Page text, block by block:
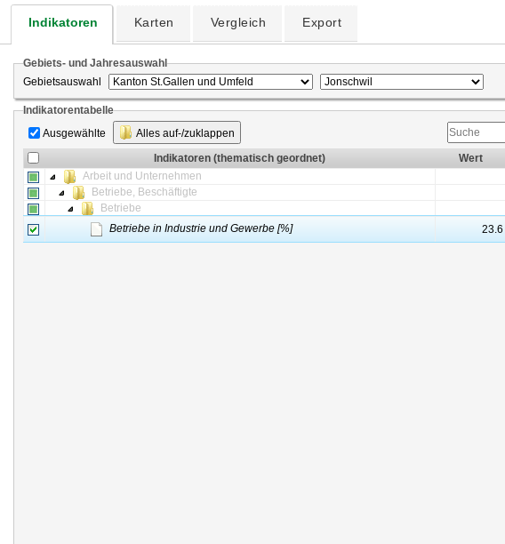
Indikatoren Karten Vergleich Export
Gebiets- und Jahresauswahl
Gebietsauswahl
Indikatorentabelle
Ausgewählte
Alles auf-/zuklappen
Indikatoren (thematisch geordnet) Wert
Arbeit und Unternehmen
Betriebe, Beschäftigte
Betriebe
Betriebe in Industrie und Gewerbe [%]
23.6